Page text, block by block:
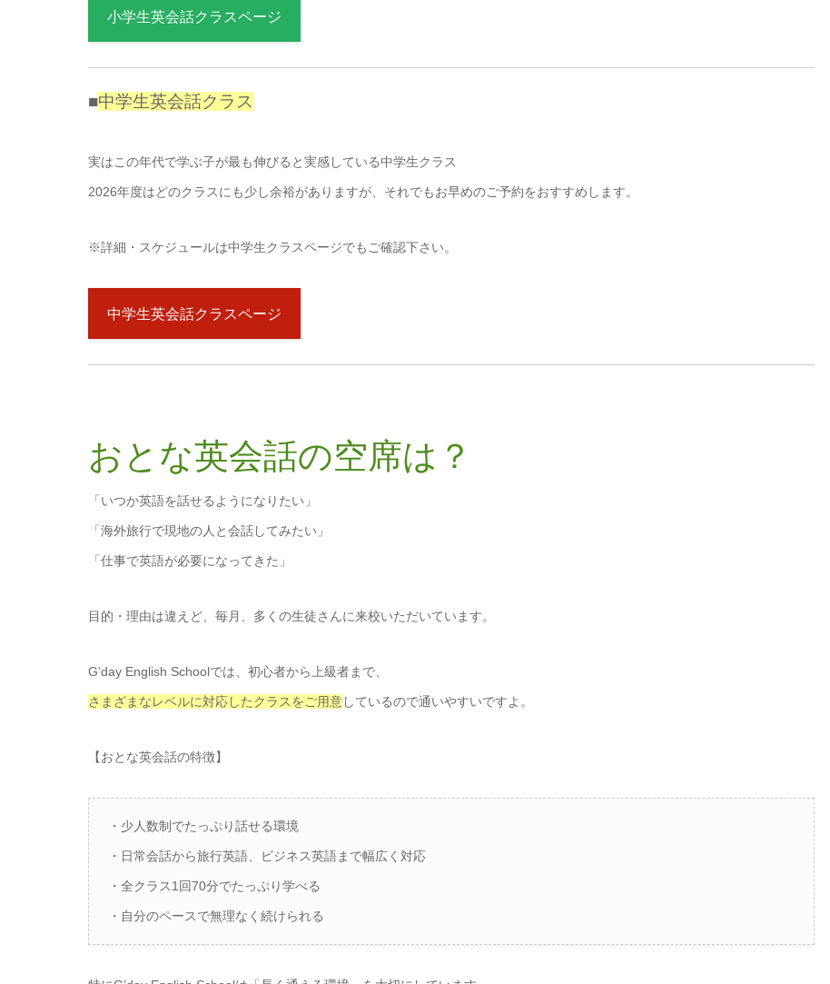
小学生英会話クラスページ
■中学生英会話クラス
実はこの年代で学ぶ子が最も伸びると実感している中学生クラス
2026年度はどのクラスにも少し余裕がありますが、それでもお早めのご予約をおすすめします。
※詳細・スケジュールは中学生クラスページでもご確認下さい。
中学生英会話クラスページ
おとな英会話の空席は？
「いつか英語を話せるようになりたい」
「海外旅行で現地の人と会話してみたい」
「仕事で英語が必要になってきた」
目的・理由は違えど、毎月、多くの生徒さんに来校いただいています。
G’day English Schoolでは、初心者から上級者まで、
さまざまなレベルに対応したクラスをご用意しているので通いやすいですよ。
【おとな英会話の特徴】
・少人数制でたっぷり話せる環境
・日常会話から旅行英語、ビジネス英語まで幅広く対応
・全クラス1回70分でたっぷり学べる
・自分のペースで無理なく続けられる